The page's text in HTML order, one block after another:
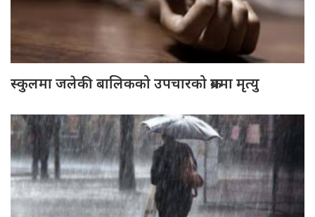
स्कुलमा जलेकी बालिकको उपचारको क्रममा मृत्यु